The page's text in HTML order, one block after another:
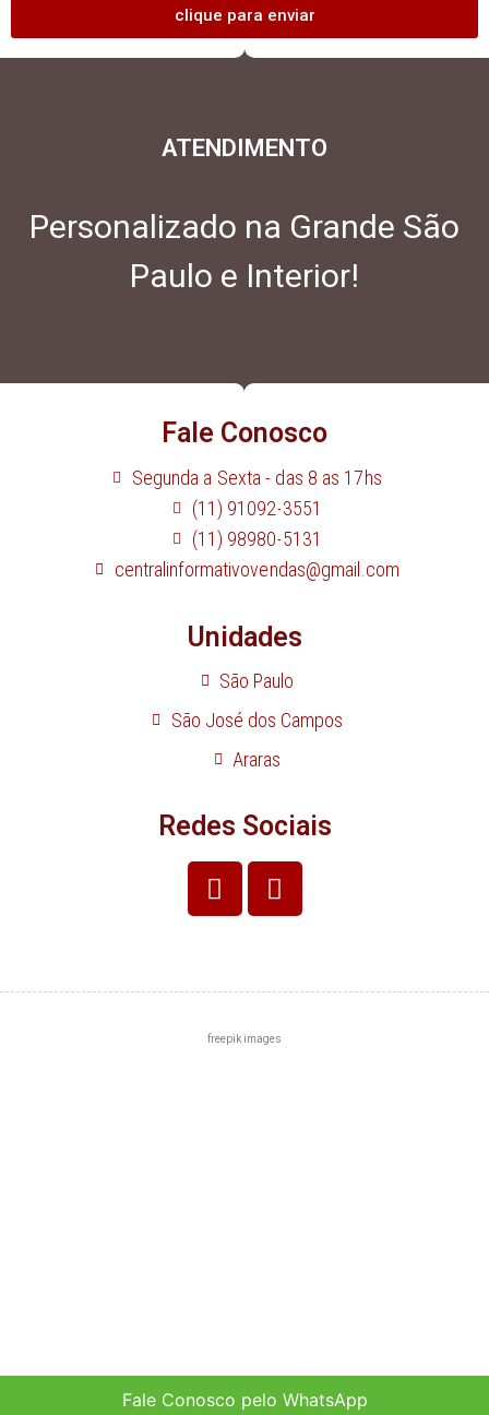
clique para enviar
ATENDIMENTO
Personalizado na Grande São
Paulo e Interior!
Fale Conosco
Segunda a Sexta - das 8 as 17hs
(11) 91092-3551
(11) 98980-5131
centralinformativovendas@gmail.com
Unidades
São Paulo
São José dos Campos
Araras
Redes Sociais
freepik images
Fale Conosco pelo WhatsApp